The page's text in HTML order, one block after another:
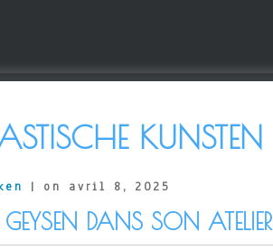
KUNSTEN
| on avril 8, 2025
GEYSEN DANS SON ATELIER